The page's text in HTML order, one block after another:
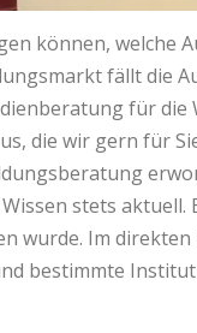
können, welche
fällt die
für die
die wir gern für
stets aktuell.
wurde. Im
bestimmte